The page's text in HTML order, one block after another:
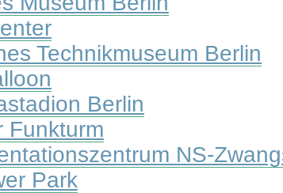
Technikmuseum Berlin
Berlin
Funkturm
NS-
Park